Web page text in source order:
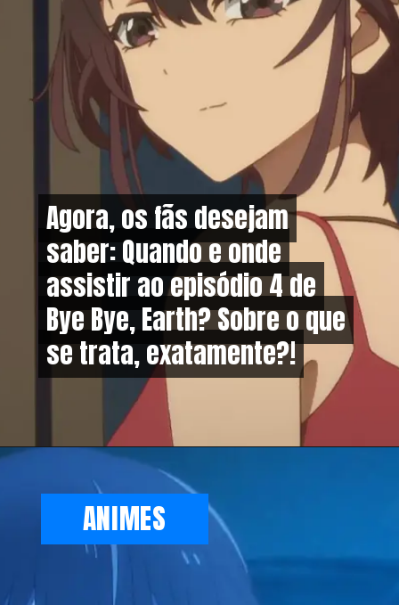
Agora, os fãs desejam
saber: Quando e onde
assistir ao episódio 4 de
Bye Bye, Earth? Sobre o que
se trata, exatamente?!
Agora, os fãs desejam
saber: Quando e onde
assistir ao episódio 4 de
Bye Bye, Earth? Sobre o que
se trata, exatamente?!
ANIMES